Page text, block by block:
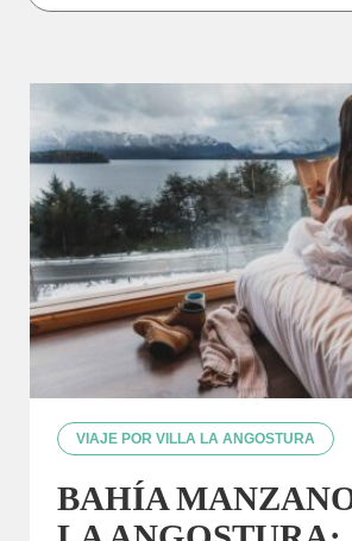
VIAJE POR VILLA LA ANGOSTURA
BAHÍA